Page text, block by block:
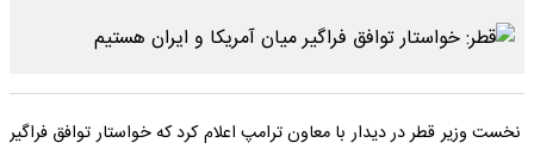
نخست وزیر قطر در دیدار با معاون ترامپ اعلام کرد که خواستار توافق فراگیر